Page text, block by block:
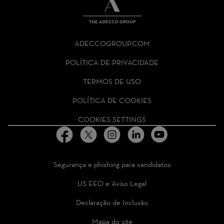
GROUP
HOMEPAGE
ADECCOGROUP.COM
POLÍTICA DE PRIVACIDADE
TERMOS DE USO
POLÍTICA DE COOKIES
COOKIES SETTINGS
Segurança e phishing para candidatos
US EEO e Aviso Legal
Declaração de Inclusão
Mapa do site